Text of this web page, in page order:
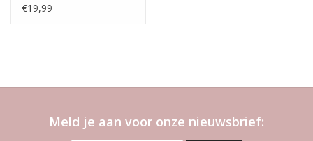
€19,99
Meld je aan voor onze nieuwsbrief: